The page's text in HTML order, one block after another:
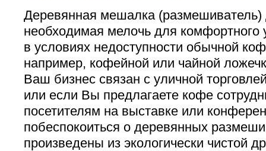
Деревянная мешалка
необходимая мелочь для комфортного
в условиях недоступности обычной
например, кофейной или чайной
Ваш бизнес связан с уличной
или если Вы предлагаете кофе
посетителям на выставке или
побеспокоиться о деревянных
произведены из экологически чистой